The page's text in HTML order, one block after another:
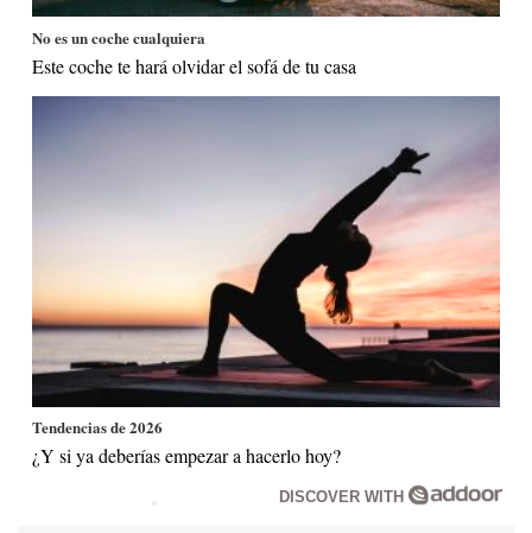
No es un coche cualquiera
Este coche te hará olvidar el sofá de tu casa
Tendencias de 2026
¿Y si ya deberías empezar a hacerlo hoy?
DISCOVER WITH